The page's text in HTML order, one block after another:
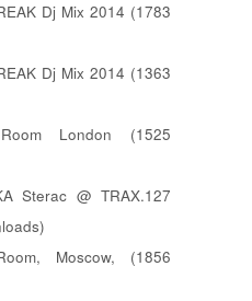
Dj Mix 2014 (1783
Dj Mix 2014 (1363
London (1525
Sterac @ TRAX.127
Moscow, (1856